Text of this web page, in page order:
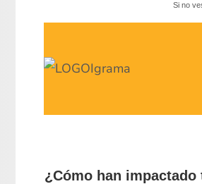
Si no
¿Cómo han